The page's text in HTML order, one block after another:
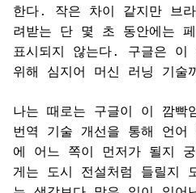
한다. 작은 차이 같지만 브
려받는 단 몇 초 동안에는
표시되지 않는다. 구글은 이
위해 심지어 머신 러닝 기술
나는 때로는 구글이 이 깜빡
번역 기술 개선을 통해 언어
에 어느 쪽이 먼저가 될지
게는 도시 전설처럼 들릴지